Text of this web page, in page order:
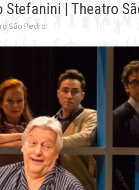
Stefanini | Theatro
São Pedro